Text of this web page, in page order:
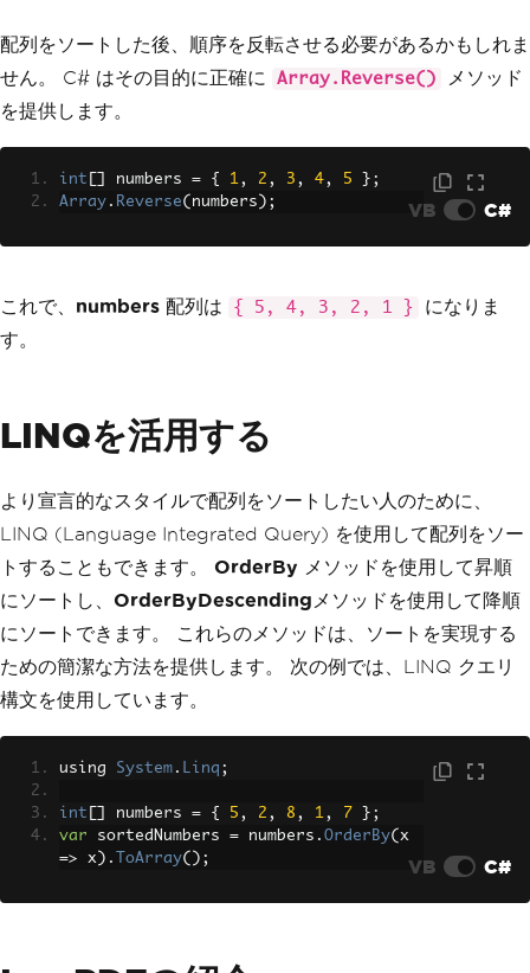
配列をソートした後、順序を反転させる必要があるかもしれま
せん。 C# はその目的に正確に
Array.Reverse()
メソッド
を提供します。
int numbers = { 1, 2 , 3 , 4, 5
};
Array . Reverse( numbers ); VB C#
これで、 numbers 配列は { 5, 4, 3, 2, 1 }
になりま
す。
LINQを活用する
より宣言的なスタイルで配列をソートしたい人のために、
LINQ (Language Integrated Query) を使用して配列をソー
トすることもできます。 OrderBy メソッドを使用して昇順
にソートし、 OrderByDescending メソッドを使用して降順
にソートできます。 これらのメソッドは、ソートを実現する
ための簡潔な方法を提供します。 次の例では、LINQ クエリ
構文を使用しています。
using System . Linq ;
int numbers = { 5 , 2 , 8 , 1, 7
};
var sortedNumbers = numbers . OrderBy(
=> x ). ToArray(); VB C#